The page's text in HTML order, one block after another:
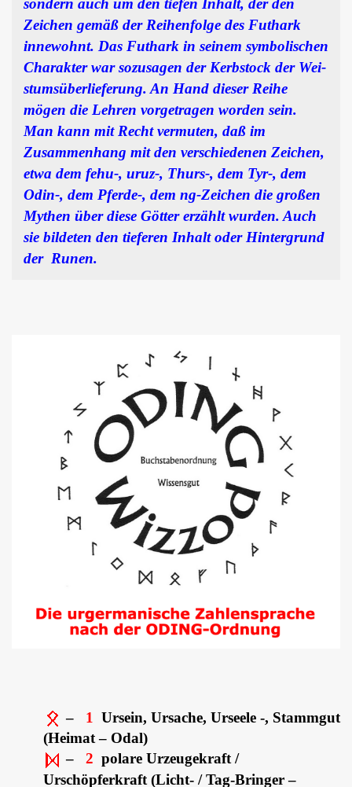
sondern auch um den tiefen In­halt, der den
Zeichen gemäß der Reihenfolge des Futhark
innewohnt. Das Futhark in seinem symbolischen
Charak­ter war sozusagen der Kerb­stock der Wei­
stumsüberliefe­rung. An Hand dieser Reihe
mögen die Lehren vorgetragen worden sein.
Man kann mit Recht vermuten, daß im
Zusammenhang mit den verschiedenen Zeichen,
etwa dem fehu-, uruz-, Thurs-, dem Tyr-, dem
Odin-, dem Pferde-, dem ng-Zeichen die großen
Mythen über diese Götter erzählt wurden. Auch
sie bildeten den tieferen Inhalt oder Hintergrund
der Runen.
– 1
Ursein, Ursache, Urseele -, Stammgut
(Heimat – Odal)
– 2 polare Urzeugekraft /
Urschöpferkraft (Licht- / Tag-Bringer –